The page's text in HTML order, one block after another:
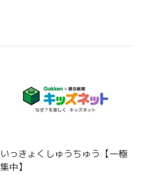
いっきょくしゅうちゅう【一極
集中】